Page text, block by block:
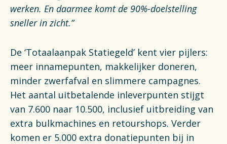
werken. En daarmee komt de 90%-doelstelling
sneller in zicht.”
De ‘Totaalaanpak Statiegeld’ kent vier pijlers:
meer innamepunten, makkelijker doneren,
minder zwerfafval en slimmere campagnes.
Het aantal uitbetalende inleverpunten stijgt
van 7.600 naar 10.500, inclusief uitbreiding van
extra bulkmachines en retourshops. Verder
komen er 5.000 extra donatiepunten bij in